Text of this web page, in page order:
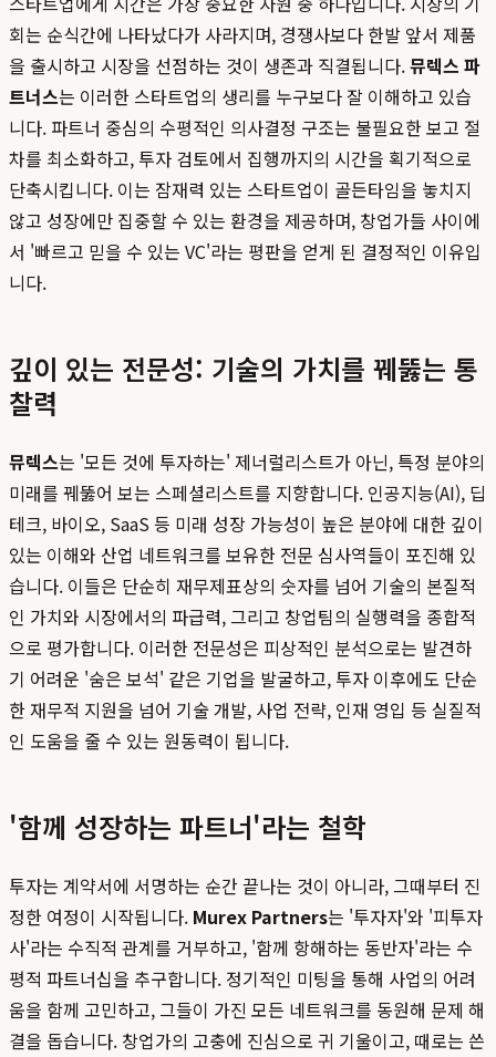
회는 순식간에 나타났다가 사라지며, 경쟁사보다 한발 앞서 제품
을 출시하고 시장을 선점하는 것이 생존과 직결됩니다.뮤렉스 파
트너스는 이러한 스타트업의 생리를 누구보다 잘 이해하고 있습
니다. 파트너 중심의 수평적인 의사결정 구조는 불필요한 보고 절
차를 최소화하고, 투자 검토에서 집행까지의 시간을 획기적으로
단축시킵니다. 이는 잠재력 있는 스타트업이 골든타임을 놓치지
않고 성장에만 집중할 수 있는 환경을 제공하며, 창업가들 사이에
서 '빠르고 믿을 수 있는 VC'라는 평판을 얻게 된 결정적인 이유입
니다.
깊이 있는 전문성: 기술의 가치를 꿰뚫는 통
찰력
뮤렉스는 '모든 것에 투자하는' 제너럴리스트가 아닌, 특정 분야의
미래를 꿰뚫어 보는 스페셜리스트를 지향합니다. 인공지능(AI), 딥
테크, 바이오, SaaS 등 미래 성장 가능성이 높은 분야에 대한 깊이
있는 이해와 산업 네트워크를 보유한 전문 심사역들이 포진해 있
습니다. 이들은 단순히 재무제표상의 숫자를 넘어 기술의 본질적
인 가치와 시장에서의 파급력, 그리고 창업팀의 실행력을 종합적
으로 평가합니다. 이러한 전문성은 피상적인 분석으로는 발견하
기 어려운 '숨은 보석' 같은 기업을 발굴하고, 투자 이후에도 단순
한 재무적 지원을 넘어 기술 개발, 사업 전략, 인재 영입 등 실질적
인 도움을 줄 수 있는 원동력이 됩니다.
'함께 성장하는 파트너'라는 철학
투자는 계약서에 서명하는 순간 끝나는 것이 아니라, 그때부터 진
정한 여정이 시작됩니다. Murex Partners는 '투자자'와 '피투자
사'라는 수직적 관계를 거부하고, '함께 항해하는 동반자'라는 수
평적 파트너십을 추구합니다. 정기적인 미팅을 통해 사업의 어려
움을 함께 고민하고, 그들이 가진 모든 네트워크를 동원해 문제 해
결을 돕습니다. 창업가의 고충에 진심으로 귀 기울이고, 때로는 쓴